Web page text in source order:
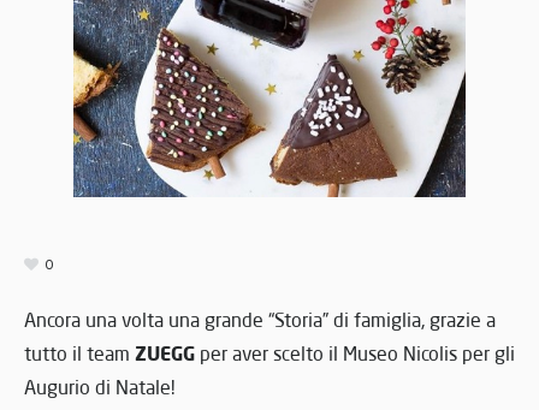
0
Ancora una volta una grande “Storia” di famiglia, grazie a
tutto il team ZUEGG per aver scelto il Museo Nicolis per gli
Augurio di Natale!